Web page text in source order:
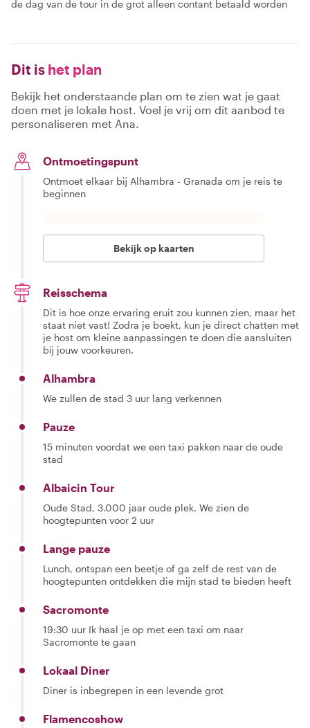
de dag van de tour in de grot alleen contant betaald worden
Dit is het plan
Bekijk het onderstaande plan om te zien wat je gaat
doen met je lokale host. Voel je vrij om dit aanbod te
personaliseren met Ana.
Ontmoetingspunt
Ontmoet elkaar bij Alhambra - Granada om je reis te
beginnen
Bekijk op kaarten
Reisschema
Dit is hoe onze ervaring eruit zou kunnen zien, maar het
staat niet vast! Zodra je boekt, kun je direct chatten met
je host om kleine aanpassingen te doen die aansluiten
bij jouw voorkeuren.
Alhambra
We zullen de stad 3 uur lang verkennen
Pauze
15 minuten voordat we een taxi pakken naar de oude
stad
Albaicin Tour
Oude Stad, 3.000 jaar oude plek. We zien de
hoogtepunten voor 2 uur
Lange pauze
Lunch, ontspan een beetje of ga zelf de rest van de
hoogtepunten ontdekken die mijn stad te bieden heeft
Sacromonte
19:30 uur Ik haal je op met een taxi om naar
Sacromonte te gaan
Lokaal Diner
Diner is inbegrepen in een levende grot
Flamencoshow